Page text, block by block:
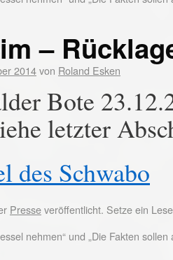
–
2014von Roland Esken
Bote
letzter
des Schwabo
Presseveröffentlicht. Setze ein
nehmen“ und „Die Fakten sollen